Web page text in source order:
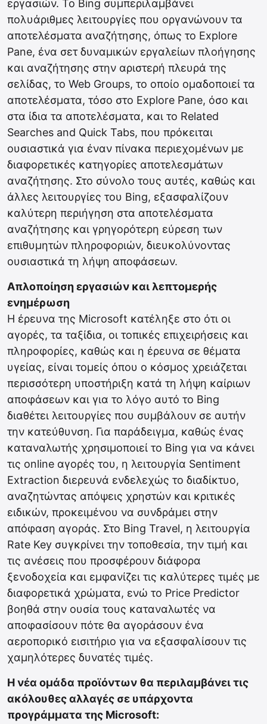
εργασιών. Το Bing συμπεριλαμβάνει
πολυάριθμες λειτουργίες που οργανώνουν τα
αποτελέσματα αναζήτησης, όπως το Explore
Pane, ένα σετ δυναμικών εργαλείων πλοήγησης
και αναζήτησης στην αριστερή πλευρά της
σελίδας, το Web Groups, το οποίο ομαδοποιεί τα
αποτελέσματα, τόσο στο Explore Pane, όσο και
στα ίδια τα αποτελέσματα, και το Related
Searches and Quick Tabs, που πρόκειται
ουσιαστικά για έναν πίνακα περιεχομένων με
διαφορετικές κατηγορίες αποτελεσμάτων
αναζήτησης. Στο σύνολο τους αυτές, καθώς και
άλλες λειτουργίες του Bing, εξασφαλίζουν
καλύτερη περιήγηση στα αποτελέσματα
αναζήτησης και γρηγορότερη εύρεση των
επιθυμητών πληροφοριών, διευκολύνοντας
ουσιαστικά τη λήψη αποφάσεων.
Απλοποίηση εργασιών και λεπτομερής
ενημέρωση
Η έρευνα της Microsoft κατέληξε στο ότι οι
αγορές, τα ταξίδια, οι τοπικές επιχειρήσεις και
πληροφορίες, καθώς και η έρευνα σε θέματα
υγείας, είναι τομείς όπου ο κόσμος χρειάζεται
περισσότερη υποστήριξη κατά τη λήψη καίριων
αποφάσεων και για το λόγο αυτό το Bing
διαθέτει λειτουργίες που συμβάλουν σε αυτήν
την κατεύθυνση. Για παράδειγμα, καθώς ένας
καταναλωτής χρησιμοποιεί το Bing για να κάνει
τις online αγορές του, η λειτουργία Sentiment
Extraction διερευνά ενδελεχώς το διαδίκτυο,
αναζητώντας απόψεις χρηστών και κριτικές
ειδικών, προκειμένου να συνδράμει στην
απόφαση αγοράς. Στο Bing Travel, η λειτουργία
Rate Key συγκρίνει την τοποθεσία, την τιμή και
τις ανέσεις που προσφέρουν διάφορα
ξενοδοχεία και εμφανίζει τις καλύτερες τιμές με
διαφορετικά χρώματα, ενώ το Price Predictor
βοηθά στην ουσία τους καταναλωτές να
αποφασίσουν πότε θα αγοράσουν ένα
αεροπορικό εισιτήριο για να εξασφαλίσουν τις
χαμηλότερες δυνατές τιμές.
Η νέα ομάδα προϊόντων θα περιλαμβάνει τις
ακόλουθες αλλαγές σε υπάρχοντα
προγράμματα της Microsoft: